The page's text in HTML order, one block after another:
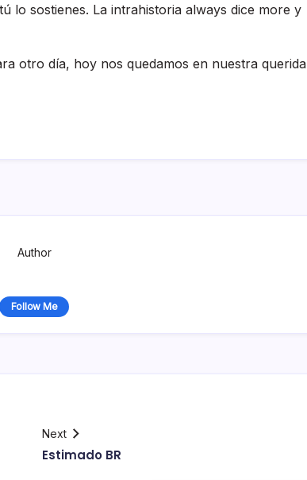
lo sostienes. La intrahistoria always dice more y
otro dí­a, hoy nos quedamos en nuestra querida
Author
Follow Me
Next
Estimado BR